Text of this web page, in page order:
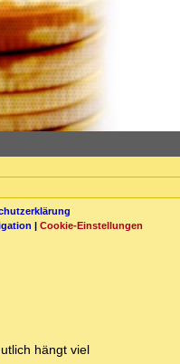
| Cookie-Einstellungen
hängt viel